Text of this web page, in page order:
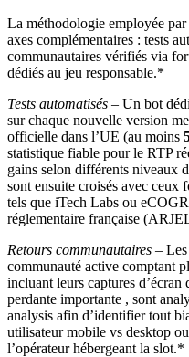
La méthodologie employée
axes complémentaires : tests
communautaires vérifiés via
dédiés au jeu responsable.*
Tests automatisés – Un bot
sur chaque nouvelle version
officielle dans l’UE (au moins
statistique fiable pour le RTP
gains selon différents niveaux
sont ensuite croisés avec ceux
tels que iTech Labs ou
réglementaire française
Retours communautaires –
communauté active comptant
incluant leurs captures d’écran
perdante importante , sont
analysis afin d’identifier tout
utilisateur mobile vs desktop
l’opérateur hébergeant la slot.*